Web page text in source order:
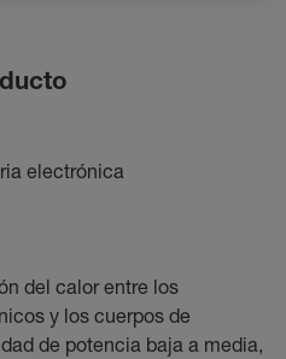
electrónica
del calor entre los
y los cuerpos de
de potencia baja a media,